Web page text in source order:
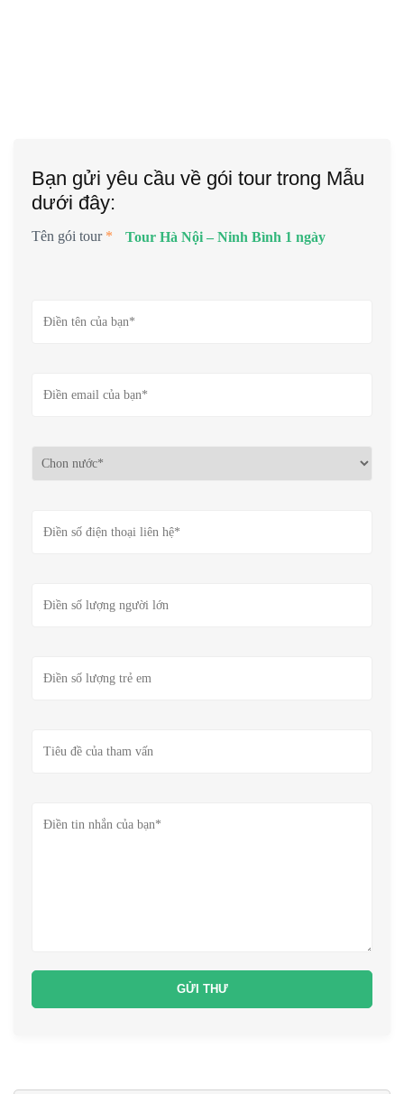
Bạn gửi yêu cầu về gói tour trong Mẫu
dưới đây:
Tên gói tour * Tour Hà Nội – Ninh Bình 1 ngày